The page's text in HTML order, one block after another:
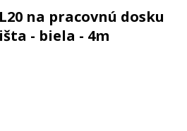
na pracovnú dosku
- biela - 4m